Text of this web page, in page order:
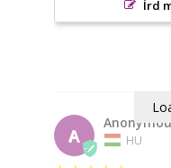
Írd
A HU